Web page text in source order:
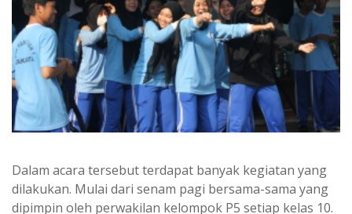
Dalam acara tersebut terdapat banyak kegiatan yang
dilakukan. Mulai dari senam pagi bersama-sama yang
dipimpin oleh perwakilan kelompok P5 setiap kelas 10.